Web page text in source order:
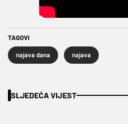
TAGOVI
najava dana najava
SLJEDEĆA VIJEST